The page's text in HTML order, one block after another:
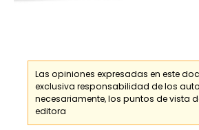
Las opiniones expresadas en este
exclusiva responsabilidad de los
necesariamente, los puntos de vista
editora